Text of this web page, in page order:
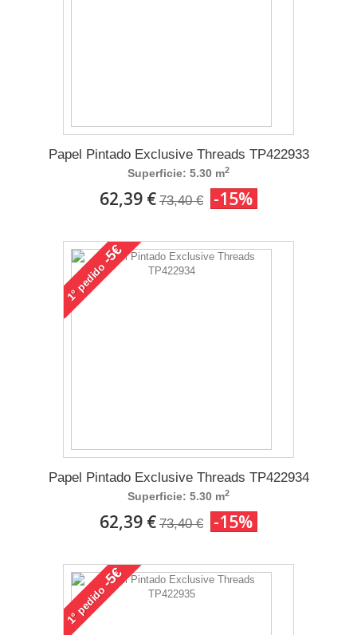
Papel Pintado Exclusive Threads TP422933
Superficie: 5.30 m2
62,39 € 73,40 € -15%
1°
pedido
-5€
Papel Pintado Exclusive Threads TP422934
Superficie: 5.30 m2
62,39 € 73,40 € -15%
1°
pedido
-5€